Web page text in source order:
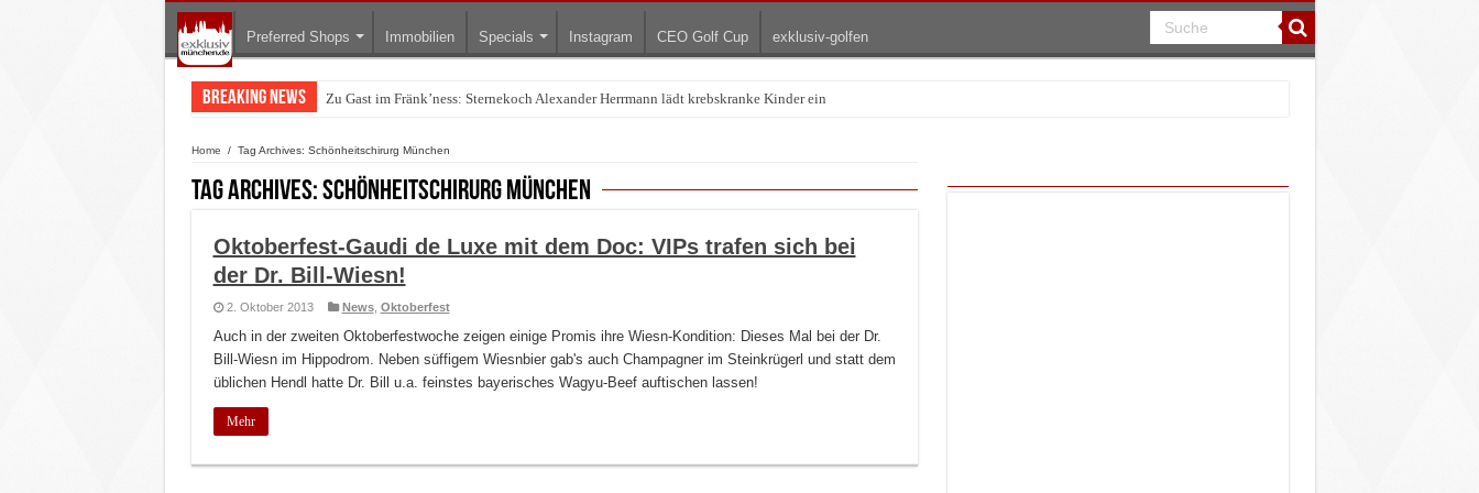
Preferred Shops Immobilien Specials Instagram CEO Golf Cup exklusiv-golfen
Breaking News Zu Gast im Fränk’ness: Sternekoch Alexander Herrmann lädt krebskranke Kinder ein
Home / Tag Archives: Schönheitschirurg München
Tag Archives:Schönheitschirurg München
Oktoberfest-Gaudi de Luxe mit dem Doc: VIPs trafen sich bei
der Dr. Bill-Wiesn!
2. Oktober 2013 News, Oktoberfest
Auch in der zweiten Oktoberfestwoche zeigen einige Promis ihre Wiesn-Kondition: Dieses Mal bei der Dr.
Bill-Wiesn im Hippodrom. Neben süffigem Wiesnbier gab's auch Champagner im Steinkrügerl und statt dem
üblichen Hendl hatte Dr. Bill u.a. feinstes bayerisches Wagyu-Beef auftischen lassen!
Mehr